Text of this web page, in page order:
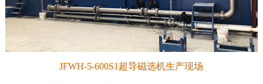
JFWH-5-600S1超导磁选机生产现场